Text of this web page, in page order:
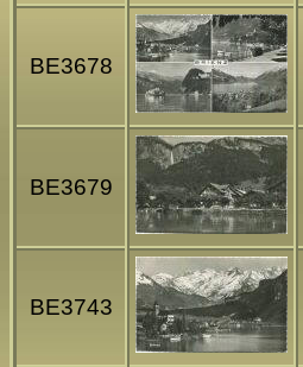
BE3678
BE3679
BE3743